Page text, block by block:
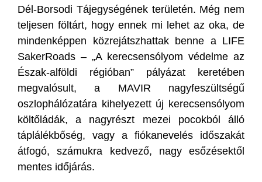
Dél-Borsodi Tájegységének területén. Még nem
teljesen föltárt, hogy ennek mi lehet az oka, de
mindenképpen közrejátszhattak benne a LIFE
SakerRoads – „A kerecsensólyom védelme az
Észak-alföldi régióban” pályázat keretében
megvalósult, a MAVIR nagyfeszültségű
oszlophálózatára kihelyezett új kerecsensólyom
költőládák, a nagyrészt mezei pocokból álló
táplálékbőség, vagy a fiókanevelés időszakát
átfogó, számukra kedvező, nagy esőzésektől
mentes időjárás.